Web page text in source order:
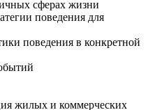
сферах жизни
поведения для
поведения в конкретной
жилых и коммерческих